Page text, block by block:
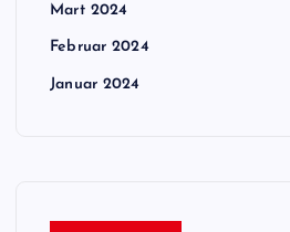
Mart 2024
Februar 2024
Januar 2024